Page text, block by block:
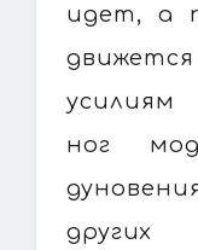
идет, а
усилиям
ног